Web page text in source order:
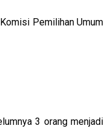
Pemilihan Umum
3 orang menjadi